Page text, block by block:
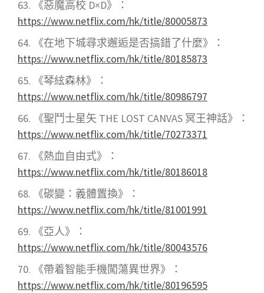
《惡魔高校 D×D》：
https://www.netflix.com/hk/title/80005873
《在地下城尋求邂逅是否搞錯了什麼》：
https://www.netflix.com/hk/title/80185873
《琴絃森林》：
https://www.netflix.com/hk/title/80986797
《聖鬥士星矢 THE LOST CANVAS 冥王神話》：
https://www.netflix.com/hk/title/70273371
《熱血自由式》：
https://www.netflix.com/hk/title/80186018
《碳變：義體置換》：
https://www.netflix.com/hk/title/81001991
《亞人》：
https://www.netflix.com/hk/title/80043576
《帶着智能手機闖蕩異世界》：
https://www.netflix.com/hk/title/80196595